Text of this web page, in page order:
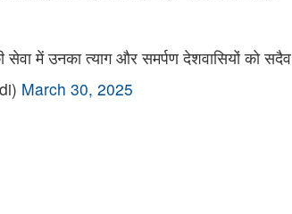
में उनका त्याग और समर्पण देशवासियों को
March 30, 2025